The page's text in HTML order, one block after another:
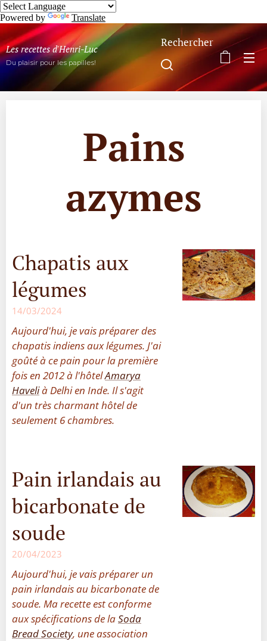
Powered by Translate
Les recettes d'Henri-Luc
Du plaisir pour les papilles!
Rechercher
Pains
azymes
Chapatis aux
légumes
14/03/2024
Aujourd'hui, je vais préparer des
chapatis indiens aux légumes. J'ai
goûté à ce pain pour la première
fois en 2012 à l'hôtelAmarya
Havelià Delhi en Inde. Il s'agit
d'un très charmant hôtel de
seulement 6 chambres.
Pain irlandais au
bicarbonate de
soude
20/04/2023
Aujourd'hui, je vais préparer un
pain irlandais au bicarbonate de
soude. Ma recette est conforme
aux spécifications de laSoda
Bread Society, une association